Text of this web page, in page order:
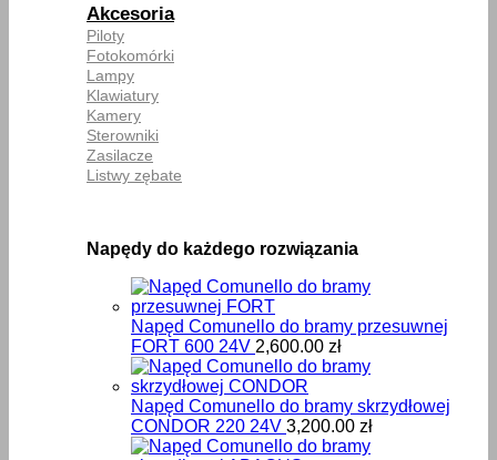
Akcesoria
Piloty
Fotokomórki
Lampy
Klawiatury
Kamery
Sterowniki
Zasilacze
Listwy zębate
Napędy do każdego rozwiązania
Napęd Comunello do bramy przesuwnej
FORT 600 24V 2,600.00 zł
Napęd Comunello do bramy skrzydłowej
CONDOR 220 24V 3,200.00 zł